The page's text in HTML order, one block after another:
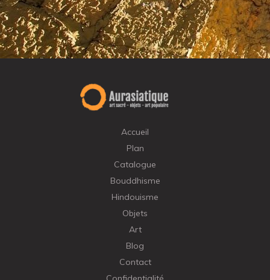
Accueil
Plan
Catalogue
Bouddhisme
Hindouisme
Objets
Art
Blog
Contact